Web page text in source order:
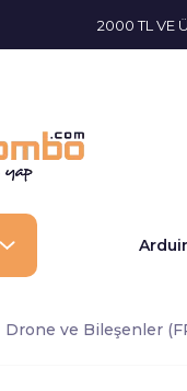
2000 TL VE
Drone ve Bileşenler